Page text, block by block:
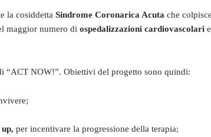
la cosiddetta Sindrome Coronarica Acuta che
maggior numero di ospedalizzazioni cardiovascolari e
“ACT NOW!”. Obiettivi del progetto sono quindi:
per incentivare la progressione della terapia;